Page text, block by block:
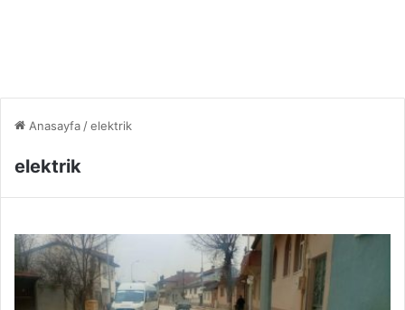
Anasayfa /elektrik
elektrik